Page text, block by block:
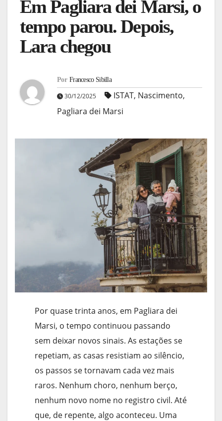
Em Pagliara dei Marsi, o
tempo parou. Depois,
Lara chegou
Por Francesco Sibilla
30/12/2025 ISTAT, Nascimento,
Pagliara dei Marsi
Por quase trinta anos, em Pagliara dei
Marsi, o tempo continuou passando
sem deixar novos sinais. As estações se
repetiam, as casas resistiam ao silêncio,
os passos se tornavam cada vez mais
raros. Nenhum choro, nenhum berço,
nenhum novo nome no registro civil. Até
que, de repente, algo aconteceu. Uma